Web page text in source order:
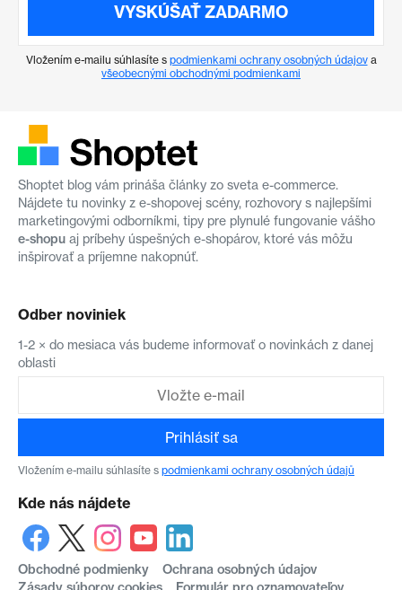
VYSKÚŠAŤ ZADARMO
Vložením e-mailu súhlasíte s podmienkami ochrany osobných údajova
všeobecnými obchodnými podmienkami
Shoptet blog vám prináša články zo sveta e-commerce.
Nájdete tu novinky z e-shopovej scény, rozhovory s najlepšími
marketingovými odborníkmi, tipy pre plynulé fungovanie vášho
e-shopu aj príbehy úspešných e-shopárov, ktoré vás môžu
inšpirovať a príjemne nakopnúť.
Odber noviniek
1-2 × do mesiaca vás budeme informovať o novinkách z danej
oblasti
Prihlásiť sa
Vložením e-mailu súhlasíte s podmienkami ochrany osobných údajů
Kde nás nájdete
Obchodné podmienky
Ochrana osobných údajov